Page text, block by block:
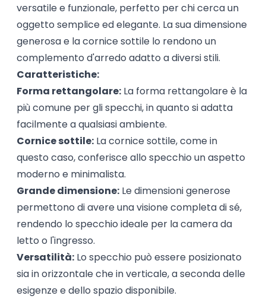
versatile e funzionale, perfetto per chi cerca un
oggetto semplice ed elegante. La sua dimensione
generosa e la cornice sottile lo rendono un
complemento d'arredo adatto a diversi stili.
Caratteristiche:
Forma rettangolare:La forma rettangolare è la
più comune per gli specchi, in quanto si adatta
facilmente a qualsiasi ambiente.
Cornice sottile:La cornice sottile, come in
questo caso, conferisce allo specchio un aspetto
moderno e minimalista.
Grande dimensione:Le dimensioni generose
permettono di avere una visione completa di sé,
rendendo lo specchio ideale per lacamera da
letto o l'ingresso.
Versatilità:Lo specchio può essere posizionato
sia in orizzontale che in verticale, a seconda delle
esigenze e dello spazio disponibile.